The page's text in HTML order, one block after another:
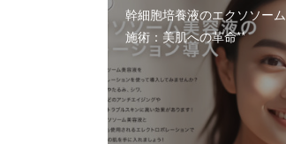
幹細胞培養液のエクソソーム
施術：美肌への革命**